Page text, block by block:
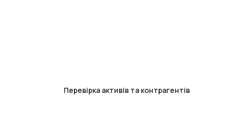
Перевірка активів та контрагентів